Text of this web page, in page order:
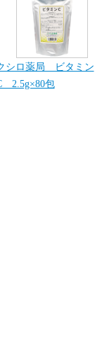
シロ薬局 ビタミン
2.5g×80包